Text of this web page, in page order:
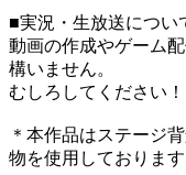
■実況・生放送につい
動画の作成やゲーム
構いません。
むしろしてください！
＊本作品はステージ
物を使用しております